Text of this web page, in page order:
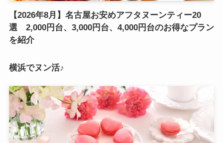
【2026年8月】名古屋お安めアフタヌーンティー20
選 2,000円台、3,000円台、4,000円台のお得なプラン
を紹介
横浜でヌン活♪